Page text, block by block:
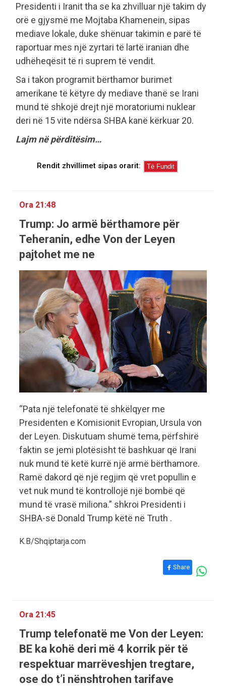
Presidenti i Iranit tha se ka zhvilluar një takim dy
orë e gjysmë me Mojtaba Khamenein, sipas
mediave lokale, duke shënuar takimin e parë të
raportuar mes një zyrtari të lartë iranian dhe
udhëheqësit të ri suprem të vendit.
Sa i takon programit bërthamor burimet
amerikane të këtyre dy mediave thanë se Irani
mund të shkojë drejt një moratoriumi nuklear
deri në 15 vite ndërsa SHBA kanë kërkuar 20.
Lajm në përditësim…
Rendit zhvillimet sipas orarit:
Ora 21:48
Trump: Jo armë bërthamore për
Teheranin, edhe Von der Leyen
pajtohet me ne
“Pata një telefonatë të shkëlqyer me
Presidenten e Komisionit Evropian, Ursula von
der Leyen. Diskutuam shumë tema, përfshirë
faktin se jemi plotësisht të bashkuar që Irani
nuk mund të ketë kurrë një armë bërthamore.
Ramë dakord që një regjim që vret popullin e
vet nuk mund të kontrollojë një bombë që
mund të vrasë miliona.” shkroi Presidenti i
SHBA-së Donald Trump këtë në Truth .
K.B/Shqiptarja.com
Share
Ora 21:45
Trump telefonatë me Von der Leyen:
BE ka kohë deri më 4 korrik për të
respektuar marrëveshjen tregtare,
ose do t’i nënshtrohen tarifave